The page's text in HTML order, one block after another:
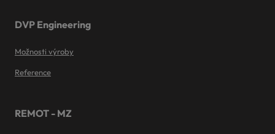
DVP Engineering
Možnosti výroby
Reference
REMOT - MZ